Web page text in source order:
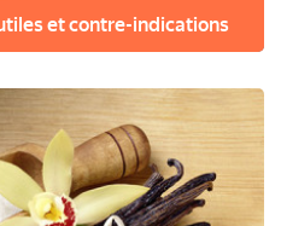
et contre-indications